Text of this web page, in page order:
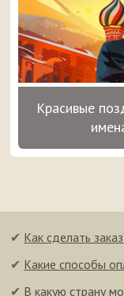
Красивые
✔ Как сделать
✔ Какие способы
✔ В какую страну